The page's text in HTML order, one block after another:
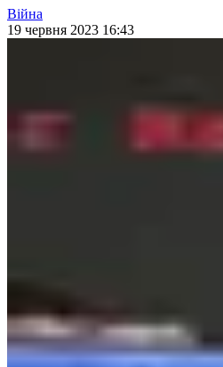
Війна
19 червня 2023 16:43